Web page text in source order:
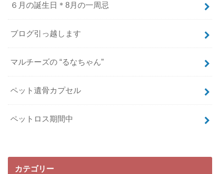
６月の誕生日＊8月の一周忌
ブログ引っ越します
マルチーズの “るなちゃん”
ペット遺骨カプセル
ペットロス期間中
カテゴリー